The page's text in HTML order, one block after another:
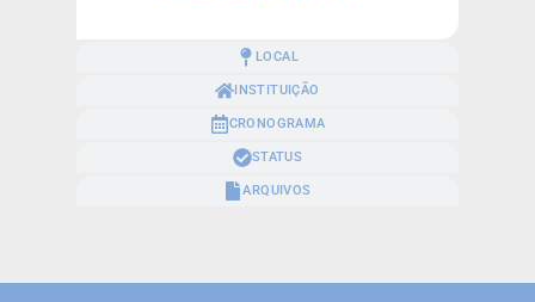
LOCAL
INSTITUIÇÃO
CRONOGRAMA
STATUS
ARQUIVOS